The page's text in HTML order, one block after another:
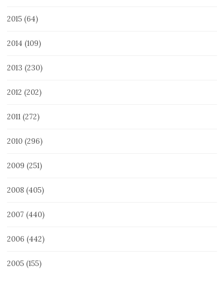
2015 (64)
2014 (109)
2013 (230)
2012 (202)
2011 (272)
2010 (296)
2009 (251)
2008 (405)
2007 (440)
2006 (442)
2005 (155)